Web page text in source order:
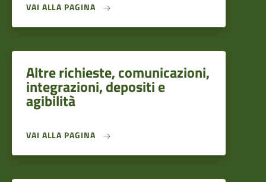
VAI ALLA PAGINA
Altre richieste, comunicazioni,
integrazioni, depositi e
agibilità
VAI ALLA PAGINA